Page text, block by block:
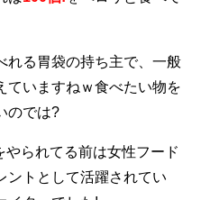
れる胃袋の持ち主で、一般
ていますねｗ食べたい物を
のでは?
られてる前は女性フード
ントとして活躍されてい